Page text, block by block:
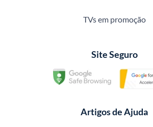
TVs em promoção
Site Seguro
Artigos de Ajuda